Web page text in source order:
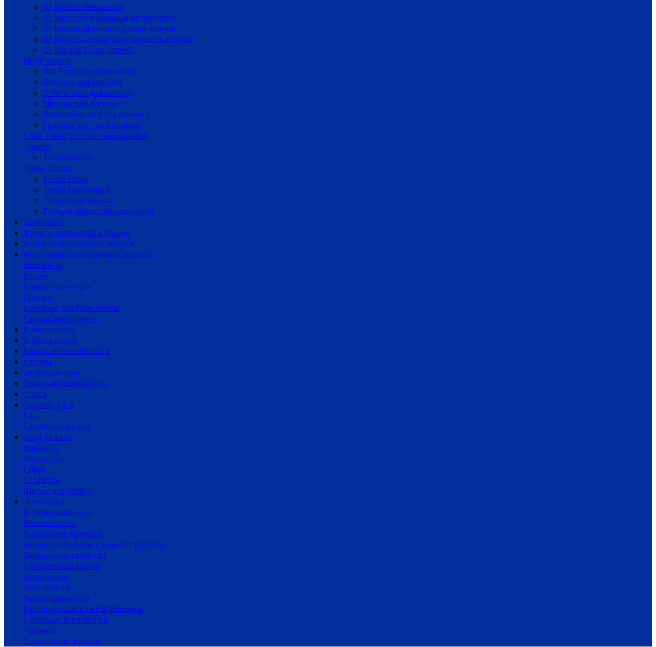
Dr Marcus (мешочки)
Dr Marcus (подвесные на зеркало)
Dr Marcus (флакон с дер.крышкой)
Dr Marcus aroma (картонные+капсулы)
Dr Marcus Spray (спрей)
FKVJP Aroma
BIG Fresh (под сиденье)
Boss (на дефлектор)
Differen (на дефлектор)
Slim (на дефлектор)
Волшебная фея (На панель)
Гранулы для пепельницы
Little Trees (Елочка Американка)
Tasotti
Tasotti Spray
Tensy aroma
Tensy Spray
Tensy картонный
Tensy под сиденье
Tensy флакон с дер.крышкой
Домкраты
Жилеты светоотражающие
Знаки аварийной остановки
Инструменты и принадлежности
Изоленты
Ключи
Компрессометры
Крепеж
Крепежи, клейкие ленты
Пневмоинструмент
Компрессоры
Корона Aroma
Набор автомобилиста
Насосы
Огнетушители
Сумка автомобилиста
Троса
Туризм, дача
Газ
Газовые горелки
Уход за авто
Варежки
Водосгоны
Губки
Салфетки
Щетки для мойки
Электрика
В прикуриватель
Вентиляторы
Видеорегистраторы
Зарядные Предпусковые Устройства
Зарядные устройства
Нагрузочные Вилки
Освещение
Очистители
Предохранители
Преобразователи Напряжения
Пусковые Устройства
Чайники
Электроинструмент